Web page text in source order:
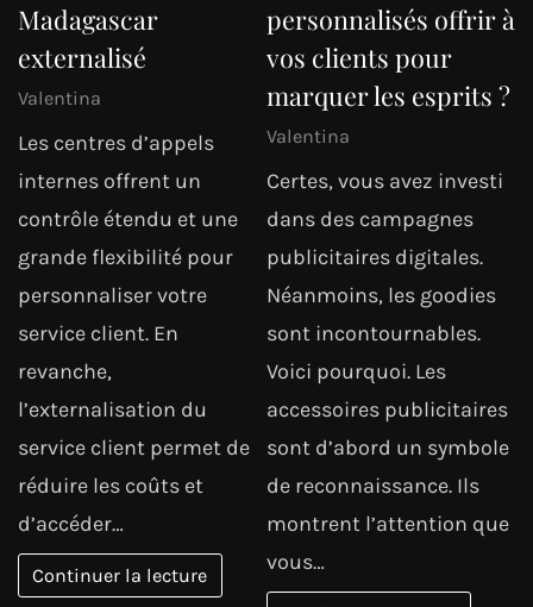
Madagascar
externalisé
Valentina
Les centres d’appels
internes offrent un
contrôle étendu et une
grande flexibilité pour
personnaliser votre
service client. En
revanche,
l’externalisation du
service client permet de
réduire les coûts et
d’accéder…
Continuer la lecture
personnalisés offrir à
vos clients pour
marquer les esprits ?
Valentina
Certes, vous avez investi
dans des campagnes
publicitaires digitales.
Néanmoins, les goodies
sont incontournables.
Voici pourquoi. Les
accessoires publicitaires
sont d’abord un symbole
de reconnaissance. Ils
montrent l’attention que
vous…